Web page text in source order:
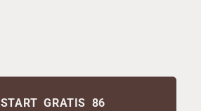
START GRATIS 86